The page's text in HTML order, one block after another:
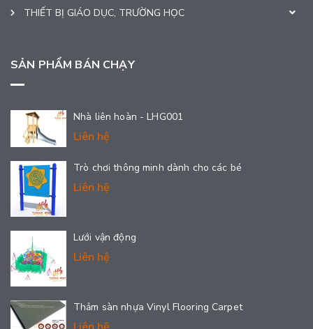
THIẾT BỊ GIÁO DỤC, TRƯỜNG HỌC
SẢN PHẨM BÁN CHẠY
Nhà liên hoàn - LHG001
Liên hệ
Trò chơi thông minh dành cho các bé
Liên hệ
Lưới vận động
Liên hệ
Thảm sàn nhựa Vinyl Flooring Carpet